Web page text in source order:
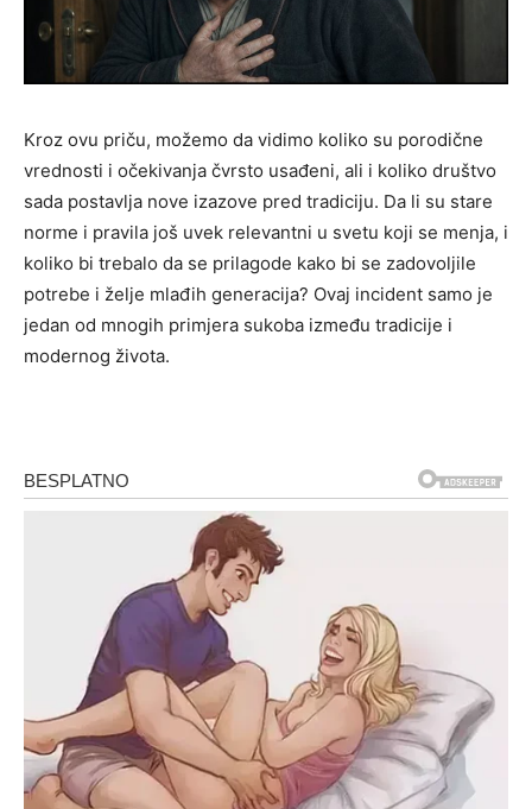
Kroz ovu priču, možemo da vidimo koliko su porodične
vrednosti i očekivanja čvrsto usađeni, ali i koliko društvo
sada postavlja nove izazove pred tradiciju. Da li su stare
norme i pravila još uvek relevantni u svetu koji se menja, i
koliko bi trebalo da se prilagode kako bi se zadovoljile
potrebe i želje mlađih generacija? Ovaj incident samo je
jedan od mnogih primjera sukoba između tradicije i
modernog života.